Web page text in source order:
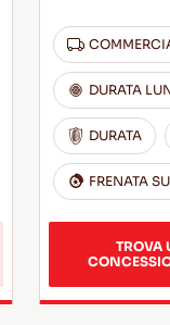
DURATA
DURATA
FRENATA
TROVA